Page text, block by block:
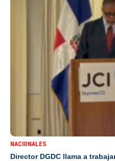
NACIONALES
Director DGDC llama a